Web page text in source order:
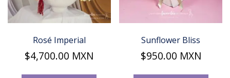
Rosé Imperial
$4,700.00 MXN
Sunflower Bliss
$950.00 MXN